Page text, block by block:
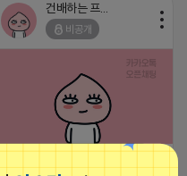
건배하는 프로도
비공개
현재 전국에서 플레이스/스마트스